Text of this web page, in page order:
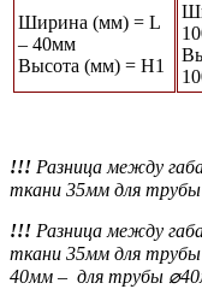
Ширина (мм) = L
– 40мм
Высота (мм) = Н1
!!! Разница между
ткани 35мм для
!!! Разница между
ткани 35мм для
40мм – для трубы